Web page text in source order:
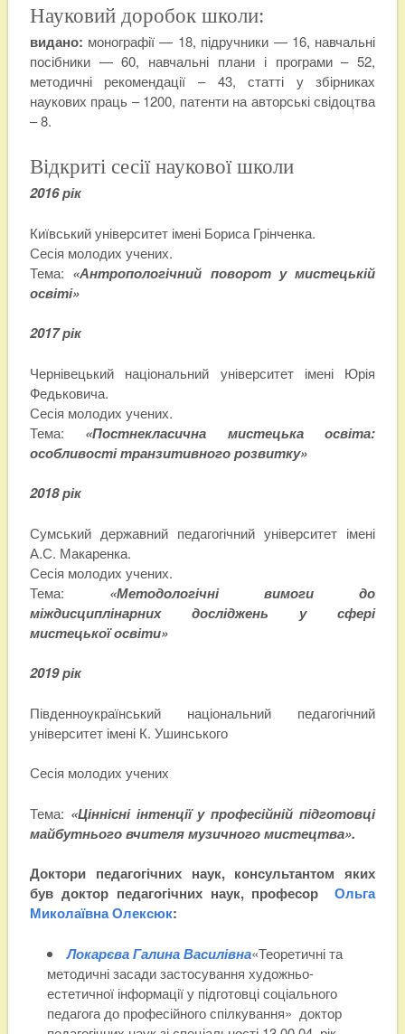
Науковий доробок школи:
видано: монографії — 18, підручники — 16, навчальні
посібники — 60, навчальні плани і програми – 52,
методичні рекомендації – 43, статті у збірниках
наукових праць – 1200, патенти на авторські свідоцтва
– 8.
Відкриті сесії наукової школи
2016 рік
Київський університет імені Бориса Грінченка.
Сесія молодих учених.
Тема: «Антропологічний поворот у мистецькій
освіті»
2017 рік
Чернівецький національний університет імені Юрія
Федьковича.
Сесія молодих учених.
Тема: «Постнекласична мистецька освіта:
особливості транзитивного розвитку»
2018 рік
Сумський державний педагогічний університет імені
А.С. Макаренка.
Сесія молодих учених.
Тема: «Методологічні вимоги до
міждисциплінарних досліджень у сфері
мистецької освіти»
2019 рік
Південноукраїнський національний педагогічний
університет імені К. Ушинського
Сесія молодих учених
Тема: «Ціннісні інтенції у професійній підготовці
майбутнього вчителя музичного мистецтва».
Доктори педагогічних наук, консультантом яких
був доктор педагогічних наук, професорОльга
Миколаївна Олексюк:
Локарєва Галина Василівна«Теоретичні та
методичні засади застосування художньо-
естетичної інформації у підготовці соціального
педагога до професійного спілкування» доктор